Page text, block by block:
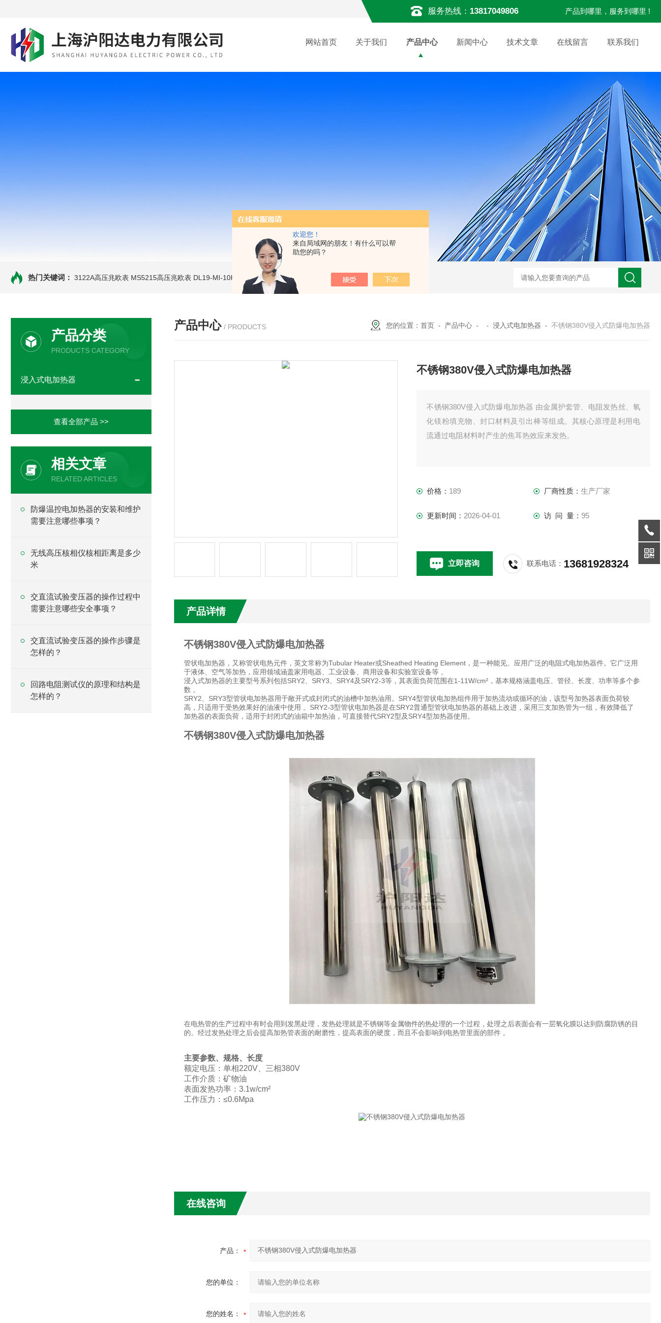
欢迎您！
来自局域网的朋友！有什么可以帮
助您的吗？
服务热线： 13817049806 产品到哪里，服务到哪里 !
网站首页 关于我们 产品中心 新闻中心 技术文章 在线留言 联系我们
热门关键词： 3122A高压兆欧表 MS5215高压兆欧表 DL19-MI-10KVe 高压兆欧表 5000V数字高压兆欧表 CS2077型CS2077高压兆欧表校验仪 GM-5KV-20KV型可调高压兆欧表GM-5KV-20KV nl3203型
产品分类
PRODUCTS CATEGORY
浸入式电加热器
查看全部产品 >>
相关文章
RELATED ARTICLES
防爆温控电加热器的安装和维护
需要注意哪些事项？
无线高压核相仪核相距离是多少
米
交直流试验变压器的操作过程中
需要注意哪些安全事项？
交直流试验变压器的操作步骤是
怎样的？
回路电阻测试仪的原理和结构是
怎样的？
产品中心 / PRODUCTS 您的位置： 首页 - 产品中心 - - 浸入式电加热器 - 不锈钢380V侵入式防爆电加热器
不锈钢380V侵入式防爆电加热器
不锈钢380V侵入式防爆电加热器 由金属护套管、电阻发热丝、氧
化镁粉填充物、封口材料及引出棒等组成。其核心原理是利用电
流通过电阻材料时产生的焦耳热效应来发热。
价格： 189 厂商性质： 生产厂家
更新时间： 2026-04-01 访 问 量： 95
立即咨询 联系电话： 13681928324
产品详情
不锈钢380V侵入式防爆电加热器
管状电加热器，又称管状电热元件，英文常称为Tubular Heater或Sheathed Heating Element，是一种能见、应用广泛的电阻式电加热器件。它广泛用
于液体、空气等加热，应用领域涵盖家用电器、工业设备、商用设备和实验室设备等 。
浸入式加热器的主要型号系列包括SRY2、SRY3、SRY4及SRY2-3等，其表面负荷范围在1-11W/cm²，基本规格涵盖电压、管径、长度、功率等多个参
数 。
SRY2、SRY3型管状电加热器用于敞开式或封闭式的油槽中加热油用。SRY4型管状电加热组件用于加热流动或循环的油，该型号加热器表面负荷较
高，只适用于受热效果好的油液中使用 。SRY2-3型管状电加热器是在SRY2普通型管状电加热器的基础上改进，采用三支加热管为一组，有效降低了
加热器的表面负荷，适用于封闭式的油箱中加热油，可直接替代SRY2型及SRY4型加热器使用。
不锈钢380V侵入式防爆电加热器
在电热管的生产过程中有时会用到发黑处理，发热处理就是不锈钢等金属物件的热处理的一个过程，处理之后表面会有一层氧化膜以达到防腐防锈的目
的。经过发热处理之后会提高加热管表面的耐磨性，提高表面的硬度，而且不会影响到电热管里面的部件 。
主要参数、规格、长度
额定电压：单相220V、三相380V
工作介质：矿物油
表面发热功率：3.1w/cm²
工作压力：≤0.6Mpa
在线咨询
产品：
您的单位：
您的姓名：